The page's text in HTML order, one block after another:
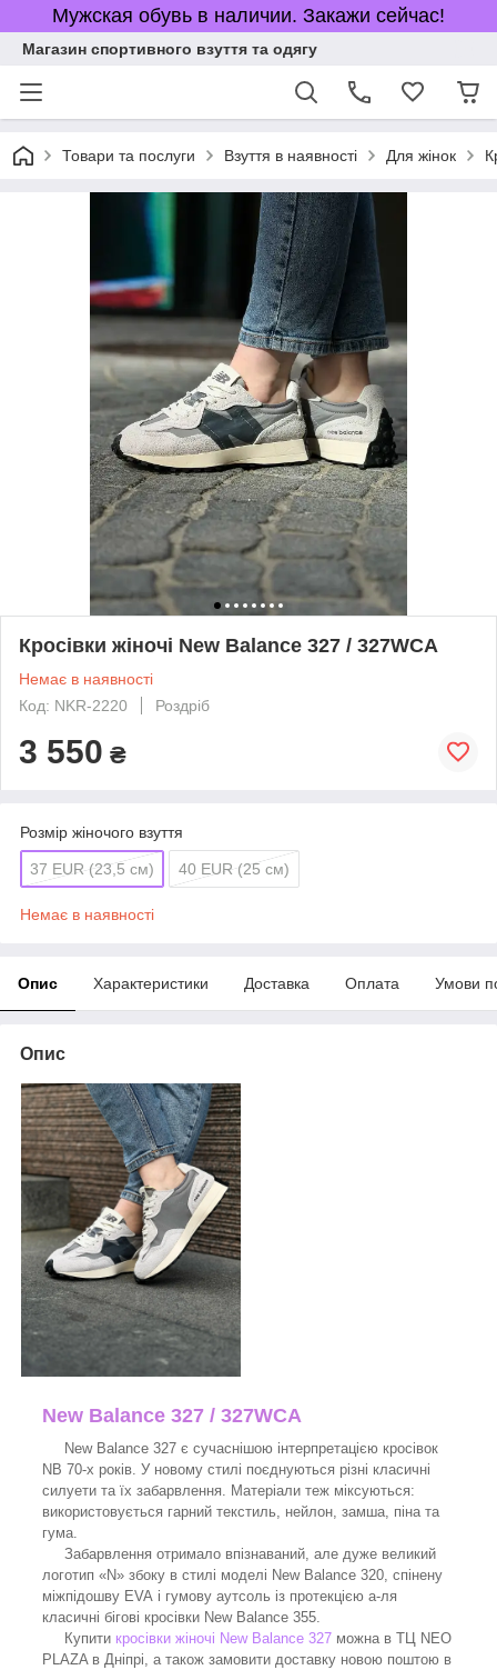
Мужская обувь в наличии. Закажи сейчас!
Магазин спортивного взуття та одягу
Товари та послуги Взуття в наявності Для жінок
Кросівки жіночі New Balance 327 / 327WCA
Немає в наявності
Код: NKR-2220
Роздріб
3 550 ₴
Розмір жіночого взуття
37 EUR (23,5 см) 40 EUR (25 см)
Немає в наявності
Опис Характеристики Доставка Оплата Умови
Опис
New Balance 327 / 327WCA
New Balance 327 є сучаснішою інтерпретацією кросівок
NB 70-х років. У новому стилі поєднуються різні класичні
силуети та їх забарвлення. Матеріали теж міксуються:
використовується гарний текстиль, нейлон, замша, піна та
гума.
Забарвлення отримало впізнаваний, але дуже великий
логотип «N» збоку в стилі моделі New Balance 320, спінену
міжпідошву EVA і гумову аутсоль із протекцією а-ля
класичні бігові кросівки New Balance 355.
Купити кросівки жіночі New Balance 327 можна в ТЦ NEO
PLAZA в Дніпрі, а також замовити доставку новою поштою в